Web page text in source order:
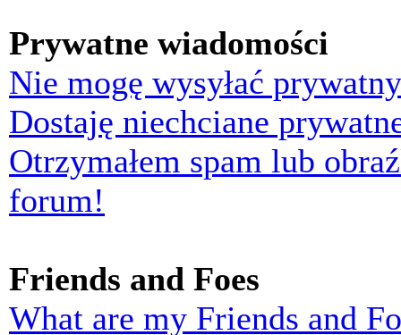
Prywatne wiadomości
Nie mogę wysyłać
Dostaję niechciane
Otrzymałem spam lub
forum!
Friends and Foes
What are my Friends and